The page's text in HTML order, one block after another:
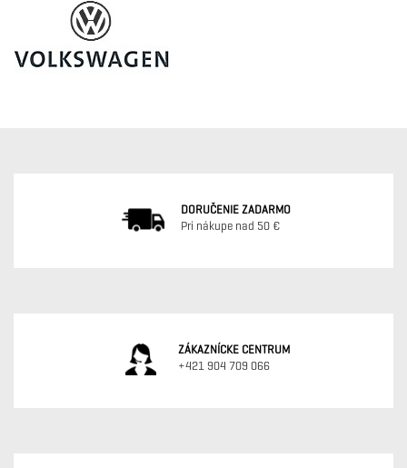
DORUČENIE ZADARMO
Pri nákupe nad 50 €
ZÁKAZNÍCKE CENTRUM
+421 904 709 066